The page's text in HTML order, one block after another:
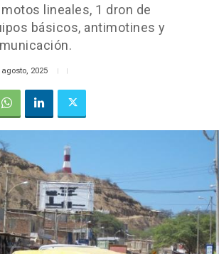
lineales, 1 dron de
básicos, antimotines y
agosto, 2025